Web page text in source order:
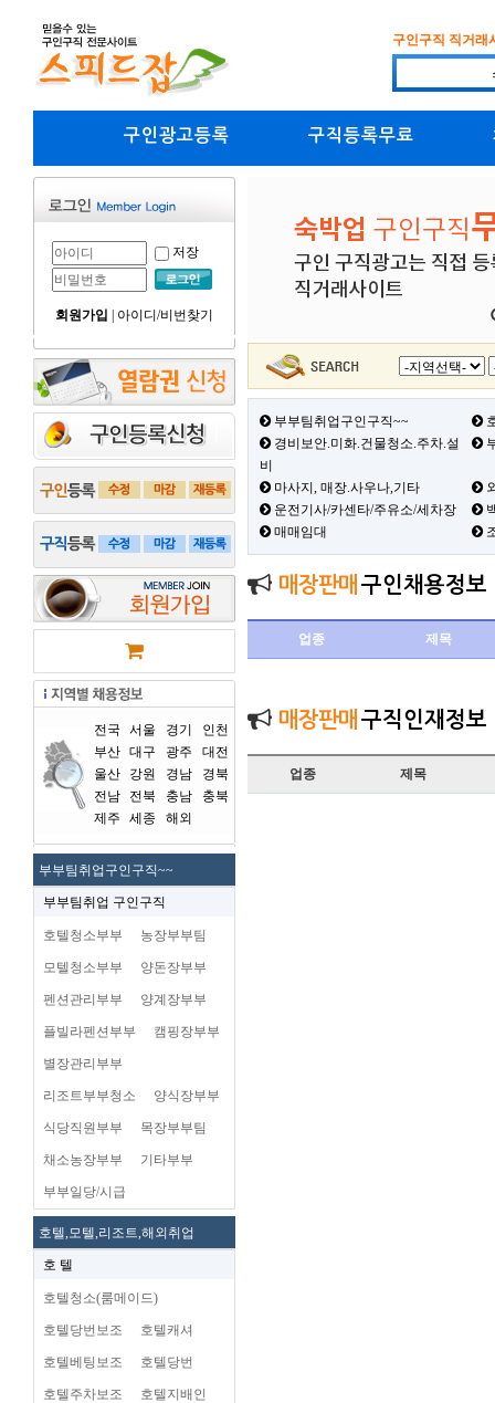
구인구직 직거래
구인광고등록 구직등록무료
저장
회원가입 아이디/비번찾기
전국 서울 경기
인천
부산 대구 광주
대전
울산
강원 경남
경북
전남
전북 충남
충북
제주
세종 해외
부부팀취업구인구직~~
부부팀취업 구인구직
호텔청소부부 농장부부팀
모텔청소부부 양돈장부부
펜션관리부부 양계장부부
플빌라펜션부부 캠핑장부부
별장관리부부
리조트부부청소 양식장부부
식당직원부부 목장부부팀
채소농장부부 기타부부
부부일당/시급
호텔,모텔,리조트,해외취업
호 텔
호텔청소(룸메이드)
호텔당번보조 호텔캐셔
호텔베팅보조 호텔당번
호텔주차보조 호텔지배인
부부팀취업구인구직~~
경비보안.미화.건물청소.주차.설
비
마사지, 매장.사우나,기타
운전기사/카센타/주유소/세차장
매매임대
매장판매 구인채용정보
업종 제목
매장판매 구직인재정보
업종 제목